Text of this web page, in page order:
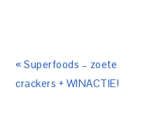
« Superfoods – zoete
crackers + WINACTIE!